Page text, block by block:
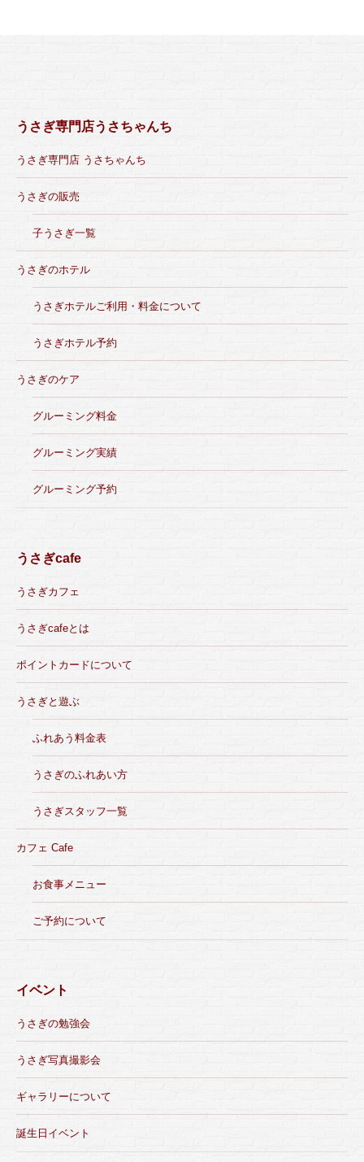
うさぎ専門店うさちゃんち
うさぎ専門店 うさちゃんち
うさぎの販売
子うさぎ一覧
うさぎのホテル
うさぎホテルご利用・料金について
うさぎホテル予約
うさぎのケア
グルーミング料金
グルーミング実績
グルーミング予約
うさぎcafe
うさぎカフェ
うさぎcafeとは
ポイントカードについて
うさぎと遊ぶ
ふれあう料金表
うさぎのふれあい方
うさぎスタッフ一覧
カフェ Cafe
お食事メニュー
ご予約について
イベント
うさぎの勉強会
うさぎ写真撮影会
ギャラリーについて
誕生日イベント